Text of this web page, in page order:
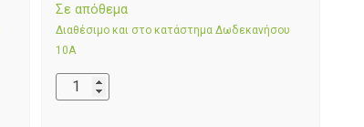
Σε απόθεμα
Διαθέσιμο και στο κατάστημα Δωδεκανήσου
10Α